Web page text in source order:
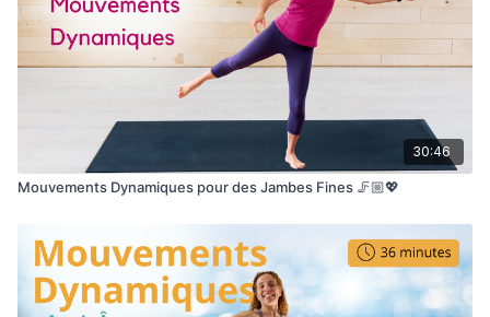
30:46
Mouvements Dynamiques pour des Jambes Fines 🦵🏼💖